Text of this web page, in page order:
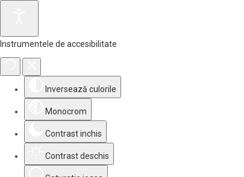
Instrumentele de accesibilitate
Inversează culorile
Monocrom
Contrast inchis
Contrast deschis